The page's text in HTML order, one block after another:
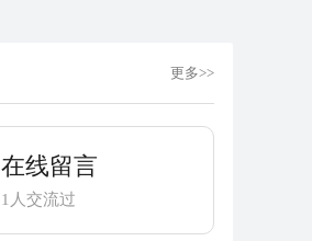
更多>>
在线留言
1人交流过